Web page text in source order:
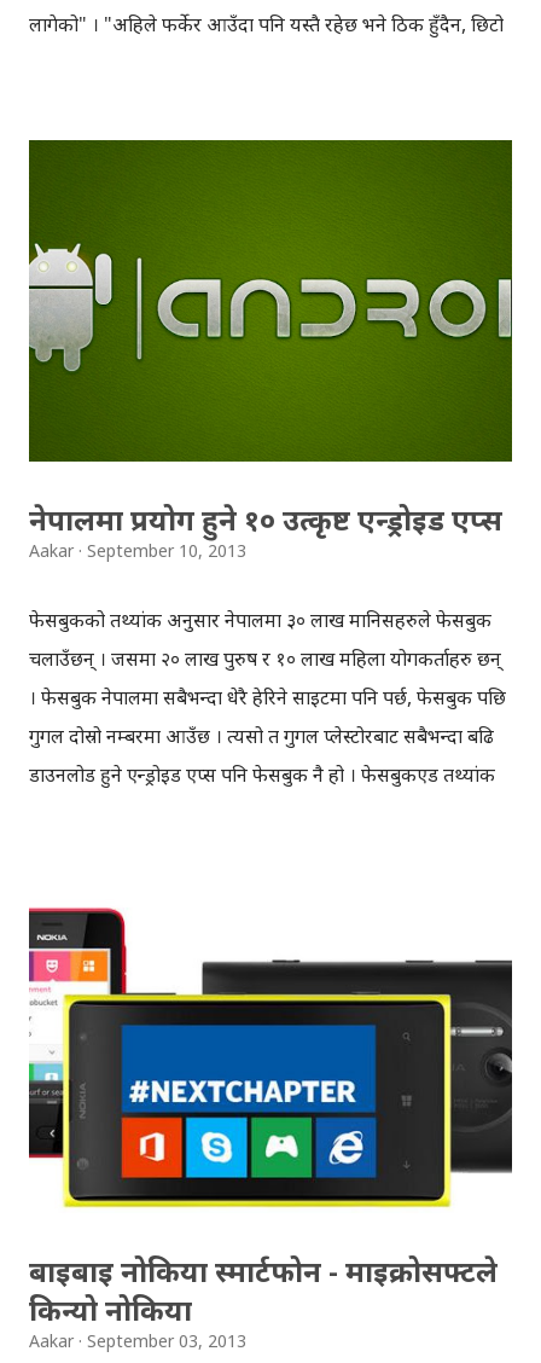
लागेको" । "अहिले फर्केर आउँदा पनि यस्तै रहेछ भने ठिक हुँदैन, छिटो
गरिन, हामीले पनि हतार हतार खाना खायौँ र माथि आफ्नो कोठामा गयौँ
नरम भएर बोल्दा तिनीहरुको के जान्थ्यो ? हामीलाई लेकसाइडका
रेष्टुरेन्ट, क्याफे आदि मात्रै ११ बजे बन्दहोला, भित्रका लज र गेष्ट
हाउसमा त्यस्ता 'पत्रु' नियम छैनन् होला भन्ने लागेथ्यो । तर नचाहिने
कुरोमा चाँहि नियम कडा नै रहेछ । बेलुका बिजी बी छिरेर रमाइलो गर्दा
नेपालमा प्रयोग हुने १० उत्कृष्ट एन्ड्रोइड एप्स
Aakar September 10, 2013
फेसबुकको तथ्यांक अनुसार नेपालमा ३० लाख मानिसहरुले फेसबुक
चलाउँछन् । जसमा २० लाख पुरुष र १० लाख महिला प्रयोगकर्ताहरु छन्
। फेसबुक नेपालमा सबैभन्दा धेरै हेरिने साइटमा पनि पर्छ, फेसबुक पछि
गुगल दोस्रो नम्बरमा आउँछ । त्यसो त गुगल प्लेस्टोरबाट सबैभन्दा बढि
डाउनलोड हुने एन्ड्रोइड एप्स पनि फेसबुक नै हो । फेसबुकएड तथ्यांक
भाइबर र स्काइप नै सबैभन्दा बढि प्रयोग गरिने च्याट एप्स रहेकोछ ।
भाइबर र स्काइप क्रमश दोश्रो र तेस्रो स्थानमा छन् । हप्तादिन अघि सुरु
भएको 'क्यास अन एड' एप्स पनि नेपाली एन्ड्रोइड फोन प्रयोगकर्ताहरु
बिच, छोटो समय मै 'पपुलर' भएकोछ । विस्तृत जानकारीको लागि
तलको इन्फोग्राफिक हेर्नुहोला ! यी तथ्यांकहरु गुगल प्लेस्टोर तथा
फेसबुक एडबाट लिइएका हुन् । Top 10 Free Android Apps in
Nepal: Facebook Viber Skype Opera Mini MX Player
CashOnAd Nepal Load Shedding ...
बाइबाइ नोकिया स्मार्टफोन - माइक्रोसफ्टले
किन्यो नोकिया
Aakar September 03, 2013